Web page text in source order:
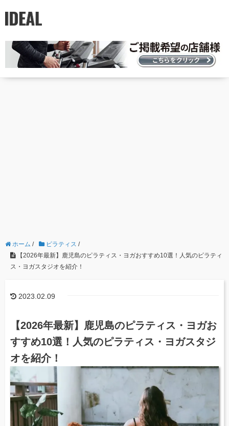
ホーム / ピラティス /
【2026年最新】鹿児島のピラティス・ヨガおすすめ10選！人気のピラティ
ス・ヨガスタジオを紹介！
2023.02.09
【2026年最新】鹿児島のピラティス・ヨガお
すすめ10選！人気のピラティス・ヨガスタジ
オを紹介！